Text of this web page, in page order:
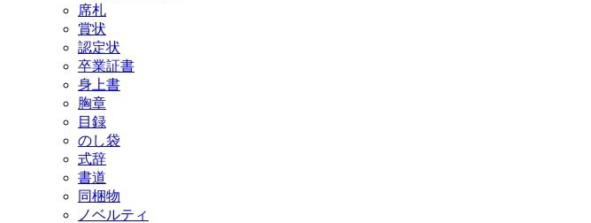
席札
賞状
認定状
卒業証書
身上書
胸章
目録
のし袋
式辞
書道
同梱物
ノベルティ